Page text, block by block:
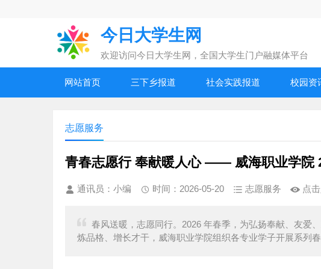
今日大学生网
欢迎访问今日大学生网，全国大学生门户融媒体平台
网站首页 三下乡报道 社会实践报道 校园资
志愿服务
青春志愿行 奉献暖人心 —— 威海职业学院
通讯员：小编 时间：2026-05-20 志愿服务 点
春风送暖，志愿同行。2026 年春季，为弘扬奉献、友爱
炼品格、增长才干，威海职业学院组织各专业学子开展系列